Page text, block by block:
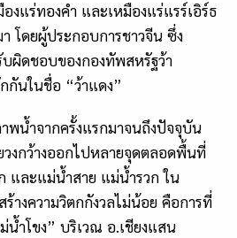
งแร่ทองคำ และเหมืองแร่แรร์เอิร์ธ
โดยผู้ประกอบการชาวจีน ซึ่ง
ผิดชอบของกองทัพสหรัฐว้า
กันในชื่อ “ว้าแดง”
น้ำจากครั้งแรกมาจนถึงปัจจุบัน
งกว้างออกไปหลายจุดตลอดพื้นที่
และแม่น้ำสาย แม่น้ำรวก ใน
ร้างความวิตกกังวลไม่น้อย คือการที่
ำโขง” บริเวณ อ.เชียงแสน